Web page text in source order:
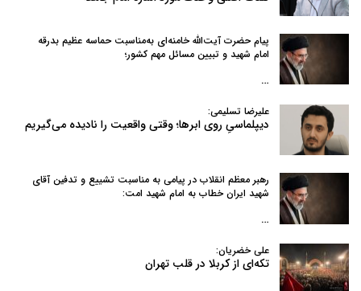
پیام حضرت آیت‌الله خامنه‌ای به‌مناسبت حماسه عظیم بدرقه
امام شهید و تبیین مسائل مهم کشور؛
…
علیرضا تسلیمی:
دیپلماسیِ روی ابرها؛ وقتی واقعیت را نادیده می‌گیریم
رهبر معظم انقلاب در پیامی به‌ مناسبت تشییع و تدفین آقای
شهید ایران خطاب به امام شهید امت:
…
علی خضریان:
تکه‌ای از کربلا در قلب تهران